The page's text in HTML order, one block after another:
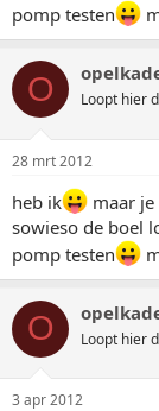
pomp testen
O Loopt hier
28 mrt 2012
heb ik
maar
sowieso de boel
pomp testen
O Loopt hier
3 apr 2012